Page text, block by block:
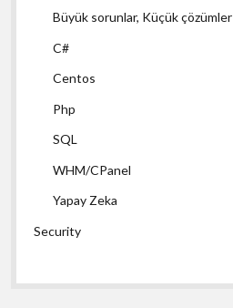
Büyük sorunlar, Küçük çözümler
C#
Centos
Php
SQL
WHM/CPanel
Yapay Zeka
Security